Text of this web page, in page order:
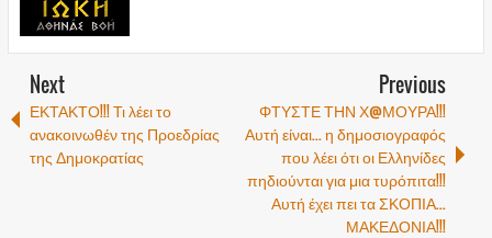
Next
ΕΚΤΑΚΤΟ!!! Τι λέει το
ανακοινωθέν της Προεδρίας
της Δημοκρατίας
Previous
ΦΤΥΣΤΕ ΤΗΝ Χ@ΜΟΥΡΑ!!!
Αυτή είναι... η δημοσιογραφός
που λέει ότι οι Ελληνίδες
πηδιούνται για μια τυρόπιτα!!!
Αυτή έχει πει τα ΣΚΟΠΙΑ...
ΜΑΚΕΔΟΝΙΑ!!!